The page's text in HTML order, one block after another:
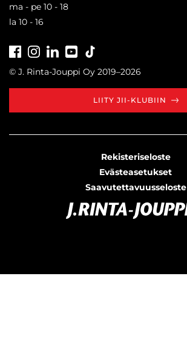
ma - pe 10 - 18
la 10 - 16
FacebookInstagramLinkedInYoutube
© J. Rinta-Jouppi Oy 2019–2026
LIITY JII-KLUBIIN
Rekisteriseloste
Evästeasetukset
Saavutettavuusseloste